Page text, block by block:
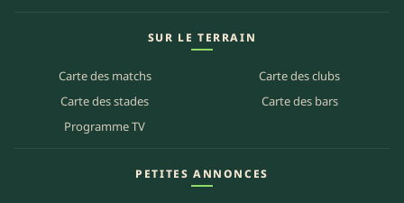
SUR LE TERRAIN
Carte des matchs
Carte des clubs
Carte des stades
Carte des bars
Programme TV
PETITES ANNONCES